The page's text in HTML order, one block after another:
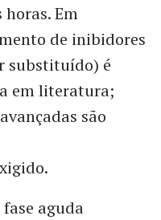
Em
de inibidores
substituído) é
em literatura;
são
aguda